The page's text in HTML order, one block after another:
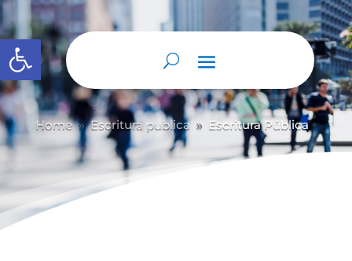
Abrir barra de herramientas
Home 9 Escritura publica 9 Escritura Pública